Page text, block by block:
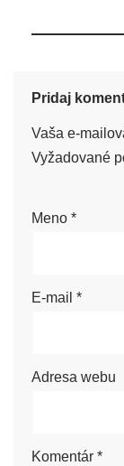
Pridaj
Vaša e-
Vyžadované
Meno *
E-mail *
Adresa webu
Komentár *